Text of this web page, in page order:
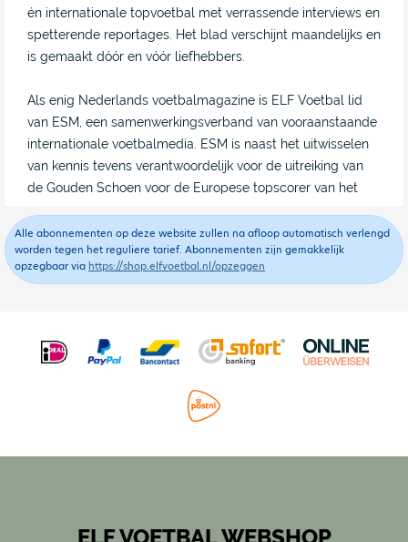
én internationale topvoetbal met verrassende interviews en
spetterende reportages. Het blad verschijnt maandelijks en
is gemaakt dóór en vóór liefhebbers.
Als enig Nederlands voetbalmagazine is ELF Voetbal lid
van ESM, een samenwerkingsverband van vooraanstaande
internationale voetbalmedia. ESM is naast het uitwisselen
van kennis tevens verantwoordelijk voor de uitreiking van
de Gouden Schoen voor de Europese topscorer van het
Welkomstgeschenk
welkomstgeschenken
ELF Voetbal Giftbox - 3 Specials
Omschakeling - Michael Cox
Boldking Giftset
Alle abonnementen op deze website zullen na afloop automatisch verlengd
worden tegen het reguliere tarief. Abonnementen zijn gemakkelijk
opzegbaar via https://shop.elfvoetbal.nl/opzeggen